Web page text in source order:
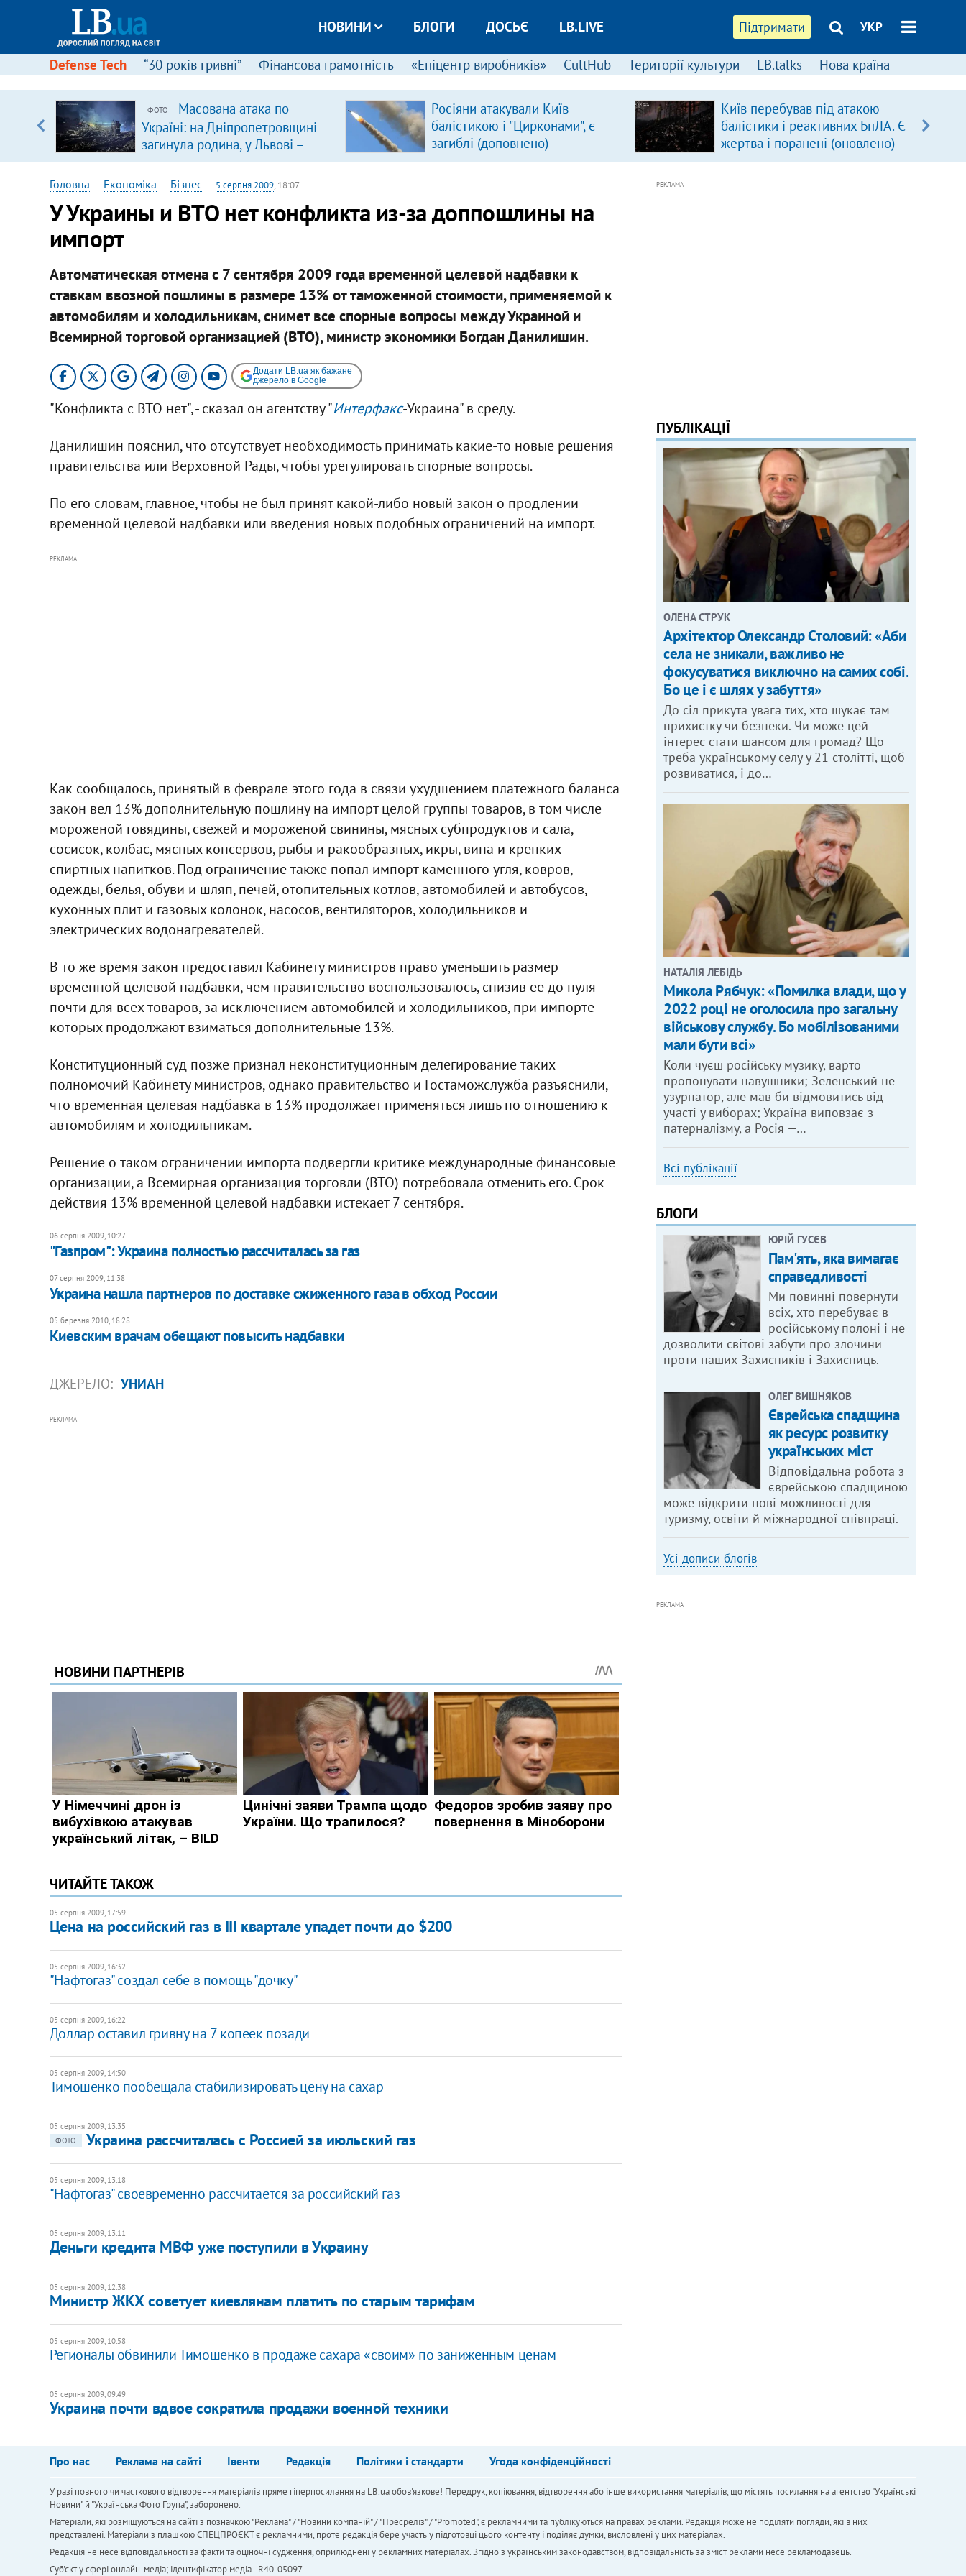
Підтримати УКР
НОВИНИ БЛОГИ ДОСЬЄ LB.LIVE
Defense Tech “30 років гривні” Фінансова грамотність «Епіцентр виробників» CultHub Території культури LB.talks Нова країна
ФОТО
Масована атака по
Україні: на Дніпропетровщині
загинула родина, у Львові –
удар по багатоповерхівках
(доповнюється)
Росіяни атакували Київ
балістикою і "Цирконами", є
загиблі (доповнено)
Київ перебував під атакою
балістики і реактивних БпЛА. Є
жертва і поранені (оновлено)
Головна — Економіка — Бізнес— 5 серпня 2009, 18:07
У Украины и ВТО нет конфликта из-за доппошлины на
импорт
Автоматическая отмена с 7 сентября 2009 года временной целевой надбавки к
ставкам ввозной пошлины в размере 13% от таможенной стоимости, применяемой к
автомобилям и холодильникам, снимет все спорные вопросы между Украиной и
Всемирной торговой организацией (ВТО), министр экономики Богдан Данилишин.
Додати LB.ua як бажане
джерело в Google
"Конфликта с ВТО нет", - сказал он агентству "Интерфакс-Украина" в среду.
Данилишин пояснил, что отсутствует необходимость принимать какие-то новые решения
правительства или Верховной Рады, чтобы урегулировать спорные вопросы.
По его словам, главное, чтобы не был принят какой-либо новый закон о продлении
временной целевой надбавки или введения новых подобных ограничений на импорт.
РЕКЛАМА
Как сообщалось, принятый в феврале этого года в связи ухудшением платежного баланса
закон вел 13% дополнительную пошлину на импорт целой группы товаров, в том числе
мороженой говядины, свежей и мороженой свинины, мясных субпродуктов и сала,
сосисок, колбас, мясных консервов, рыбы и ракообразных, икры, вина и крепких
спиртных напитков. Под ограничение также попал импорт каменного угля, ковров,
одежды, белья, обуви и шляп, печей, отопительных котлов, автомобилей и автобусов,
кухонных плит и газовых колонок, насосов, вентиляторов, холодильников и
электрических водонагревателей.
В то же время закон предоставил Кабинету министров право уменьшить размер
временной целевой надбавки, чем правительство воспользовалось, снизив ее до нуля
почти для всех товаров, за исключением автомобилей и холодильников, при импорте
которых продолжают взиматься дополнительные 13%.
Конституционный суд позже признал неконституционным делегирование таких
полномочий Кабинету министров, однако правительство и Гостаможслужба разъяснили,
что временная целевая надбавка в 13% продолжает применяться лишь по отношению к
автомобилям и холодильникам.
Решение о таком ограничении импорта подвергли критике международные финансовые
организации, а Всемирная организация торговли (ВТО) потребовала отменить его. Срок
действия 13% временной целевой надбавки истекает 7 сентября.
06 серпня 2009, 10:27
"Газпром": Украина полностью рассчиталась за газ
07 серпня 2009, 11:38
Украина нашла партнеров по доставке сжиженного газа в обход России
05 березня 2010, 18:28
Киевским врачам обещают повысить надбавки
ДЖЕРЕЛО: УНИАН
РЕКЛАМА
ЧИТАЙТЕ ТАКОЖ
05 серпня 2009, 17:59
Цена на российский газ в III квартале упадет почти до $200
05 серпня 2009, 16:32
"Нафтогаз" создал себе в помощь "дочку"
05 серпня 2009, 16:22
Доллар оставил гривну на 7 копеек позади
05 серпня 2009, 14:50
Тимошенко пообещала стабилизировать цену на сахар
05 серпня 2009, 13:35
ФОТО
Украина рассчиталась с Россией за июльский газ
05 серпня 2009, 13:18
"Нафтогаз" своевременно рассчитается за российский газ
05 серпня 2009, 13:11
Деньги кредита МВФ уже поступили в Украину
05 серпня 2009, 12:38
Министр ЖКХ советует киевлянам платить по старым тарифам
05 серпня 2009, 10:58
Регионалы обвинили Тимошенко в продаже сахара «своим» по заниженным ценам
05 серпня 2009, 09:49
Украина почти вдвое сократила продажи военной техники
РЕКЛАМА
ПУБЛІКАЦІЇ
ОЛЕНА СТРУК
Архітектор Олександр Столовий: «Аби
села не зникали, важливо не
фокусуватися виключно на самих собі.
Бо це і є шлях у забуття»
До сіл прикута увага тих, хто шукає там
прихистку чи безпеки. Чи може цей
інтерес стати шансом для громад? Що
треба українському селу у 21 столітті, щоб
розвиватися, і до…
НАТАЛІЯ ЛЕБІДЬ
Микола Рябчук: «Помилка влади, що у
2022 році не оголосила про загальну
військову службу. Бо мобілізованими
мали бути всі»
Коли чуєш російську музику, варто
пропонувати навушники; Зеленський не
узурпатор, але мав би відмовитись від
участі у виборах; Україна виповзає з
патерналізму, а Росія —…
Всі публікації
БЛОГИ
ЮРІЙ ГУСЄВ
Пам'ять, яка вимагає
справедливості
Ми повинні повернути
всіх, хто перебуває в
російському полоні і не
дозволити світові забути про злочини
проти наших Захисників і Захисниць.
ОЛЕГ ВИШНЯКОВ
Єврейська спадщина
як ресурс розвитку
українських міст
Відповідальна робота з
єврейською спадщиною
може відкрити нові можливості для
туризму, освіти й міжнародної співпраці.
Усі дописи блогів
РЕКЛАМА
Про нас Реклама на сайті Івенти Редакція Політики і стандарти Угода конфіденційності
У разі повного чи часткового відтворення матеріалів пряме гіперпосилання на LB.ua обов'язкове! Передрук, копіювання, відтворення або інше використання матеріалів, що містять посилання на агентство "Українськi
Новини" й "Українська Фото Група", заборонено.
Матеріали, які розміщуються на сайті з позначкою "Реклама" / "Новини компаній" / "Пресреліз" / "Promoted", є рекламними та публікуються на правах реклами. Редакція може не поділяти погляди, які в них
представлені. Матеріали з плашкою СПЕЦПРОЄКТ є рекламними, проте редакція бере участь у підготовці цього контенту і поділяє думки, висловлені у цих матеріалах.
Редакція не несе відповідальності за факти та оціночні судження, оприлюднені у рекламних матеріалах. Згідно з українським законодавством, відповідальність за зміст реклами несе рекламодавець.
Cуб'єкт у сфері онлайн-медіа; ідентифікатор медіа - R40-05097